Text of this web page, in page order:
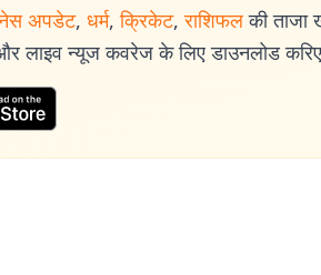
अपडेट, धर्म, क्रिकेट, राशिफल की ताजा
लाइव न्यूज कवरेज के लिए डाउनलोड करिए